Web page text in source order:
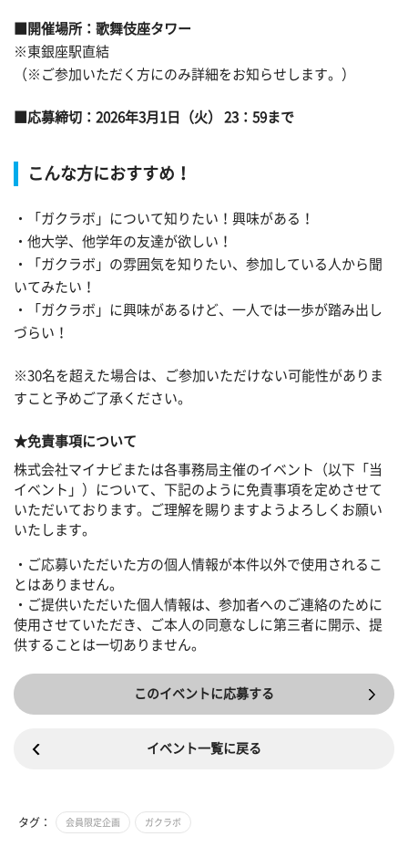
■開催場所：歌舞伎座タワー
※東銀座駅直結
（※ご参加いただく方にのみ詳細をお知らせします。）
■応募締切：2026年3月1 日（火） 23：59まで
こんな方におすすめ！
・「ガクラボ」について知りたい！興味がある！
・他大学、他学年の友達が欲しい！
・「ガクラボ」の雰囲気を知りたい、参加している人から聞
いてみたい！
・「ガクラボ」に興味があるけど、一人では一歩が踏み出し
づらい！
※30名を超えた場合は、ご参加いただけない可能性がありま
すこと予めご了承ください。
★免責事項について
株式会社マイナビまたは各事務局主催のイベント（以下「当
イベント」）について、下記のように免責事項を定めさせて
いただいております。ご理解を賜りますようよろしくお願い
いたします。
・ご応募いただいた方の個人情報が本件以外で使用されるこ
とはありません。
・ご提供いただいた個人情報は、参加者へのご連絡のために
使用させていただき、ご本人の同意なしに第三者に開示、提
供することは一切ありません。
このイベントに応募する
イベント一覧に戻る
タグ： 会員限定企画 ガクラボ